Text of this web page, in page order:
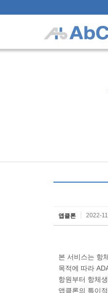
앱클론 2022-
본 서비스는 항
목적에 따라
항원부터 항체
앱클론의 특이